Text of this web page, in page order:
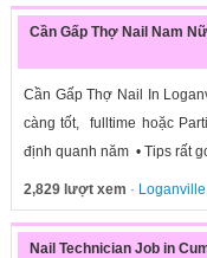
Cần Gấp Thợ Nail Nam
Cần Gấp Thợ Nail In
càng tốt, fulltime hoặc
định quanh năm • Tips rất
2,829 lượt xem · Loganville
Nail Technician Job in